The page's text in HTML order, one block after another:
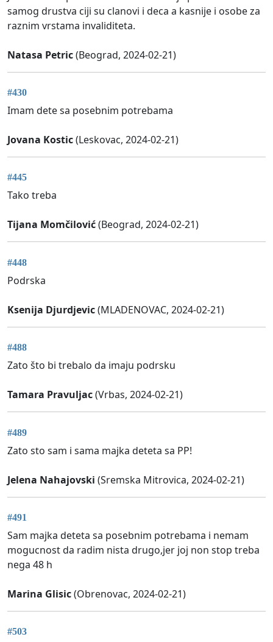
samog drustva ciji su clanovi i deca a kasnije i osobe za
raznim vrstama invaliditeta.
Natasa Petric(Beograd, 2024-02-21)
#430
Imam dete sa posebnim potrebama
Jovana Kostic(Leskovac, 2024-02-21)
#445
Tako treba
Tijana Momčilović(Beograd, 2024-02-21)
#448
Podrska
Ksenija Djurdjevic(MLADENOVAC, 2024-02-21)
#488
Zato što bi trebalo da imaju podrsku
Tamara Pravuljac(Vrbas, 2024-02-21)
#489
Zato sto sam i sama majka deteta sa PP!
Jelena Nahajovski (Sremska Mitrovica, 2024-02-21)
#491
Sam majka deteta sa posebnim potrebama i nemam
mogucnost da radim nista drugo,jer joj non stop treba
nega 48 h
Marina Glisic(Obrenovac, 2024-02-21)
#503